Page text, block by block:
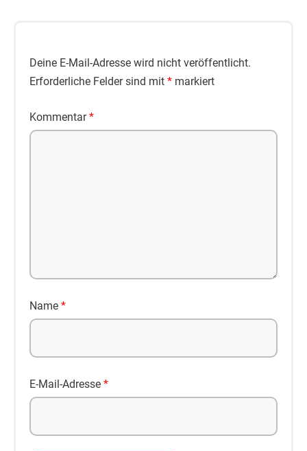
Deine E-Mail-Adresse wird nicht veröffentlicht.
Erforderliche Felder sind mit * markiert
Kommentar*
Name *
E-Mail-Adresse *